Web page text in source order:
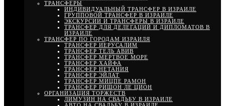
ТРАНСФЕРЫ
ИНДИВИДУАЛЬНЫЙ ТРАНСФЕР В ИЗРАИЛЕ
ГРУППОВОЙ ТРАНСФЕР В ИЗРАИЛЕ
ЭКСКУРСИИ И ТРАНСФЕРЫ В ИЗРАИЛЕ
ТРАНСФЕР ДЛЯ ДЕЛЕГАЦИЙ И ДИПЛОМАТОВ В
ИЗРАИЛЕ
ТРАНСФЕР ПО ГОРОДАМ ИЗРАИЛЯ
ТРАНСФЕР ИЕРУСАЛИМ
ТРАНСФЕР ТЕЛЬ АВИВ
ТРАНСФЕР МЕРТВОЕ МОРЕ
ТРАНСФЕР ХАЙФА
ТРАНСФЕР НЕТАНИЯ
ТРАНСФЕР ЭЙЛАТ
ТРАНСФЕР МИЦПЕ РАМОН
ТРАНСФЕР РИШОН ЛЕ ЦИОН
ОРГАНИЗАЦИЯ ТОРЖЕСТВ
ЛИМУЗИН НА СВАДЬБУ В ИЗРАИЛЕ